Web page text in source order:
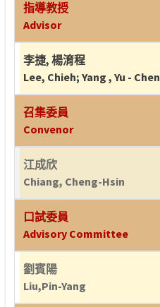
指導教授
Advisor
李捷, 楊淯程
Lee, Chieh; Yang , Yu - Chen
召集委員
Convenor
江成欣
Chiang, Cheng-Hsin
口試委員
Advisory Committee
劉賓陽
Liu,Pin-Yang